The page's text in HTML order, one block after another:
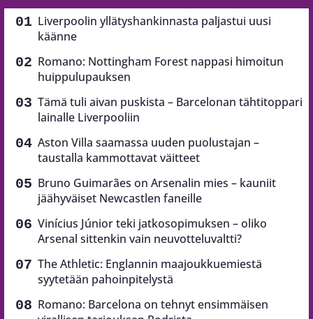
Liverpoolin yllätyshankinnasta paljastui uusi
käänne
Romano: Nottingham Forest nappasi himoitun
huippulupauksen
Tämä tuli aivan puskista – Barcelonan tähtitoppari
lainalle Liverpooliin
Aston Villa saamassa uuden puolustajan –
taustalla kammottavat väitteet
Bruno Guimarães on Arsenalin mies – kauniit
jäähyväiset Newcastlen faneille
Vinícius Júnior teki jatkosopimuksen – oliko
Arsenal sittenkin vain neuvotteluvaltti?
The Athletic: Englannin maajoukkuemiestä
syytetään pahoinpitelystä
Romano: Barcelona on tehnyt ensimmäisen